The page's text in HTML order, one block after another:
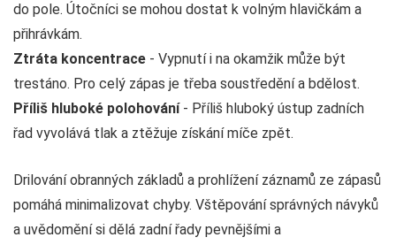
do pole. Útočníci se mohou dostat k volným hlavičkám a
přihrávkám.
Ztráta koncentrace - Vypnutí i na okamžik může být
trestáno. Pro celý zápas je třeba soustředění a bdělost.
Příliš hluboké polohování- Příliš hluboký ústup zadních
řad vyvolává tlak a ztěžuje získání míče zpět.
Drilování obranných základů a prohlížení záznamů ze zápasů
pomáhá minimalizovat chyby. Vštěpování správných návyků
a uvědomění si dělá zadní řady pevnějšími a